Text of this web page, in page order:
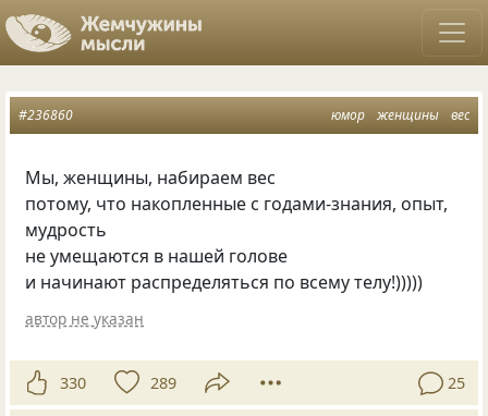
юмор женщины вес
#236860
Мы, женщины, набираем вес
потому, что накопленные с годами-знания, опыт,
мудрость
не умещаются в нашей голове
и начинают распределяться по всему телу!)))))
автор не указан
330 289 25